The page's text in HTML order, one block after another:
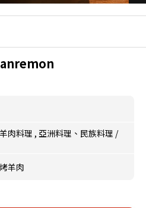
肉料理 , 亞洲料理、民族料理 /
羊肉